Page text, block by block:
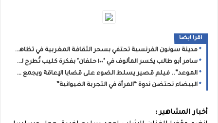
اقرا ايضا
مدينة سونون الفرنسية تحتفي بسحر الثقافة المغربية في تظاهرة "أحاسيس المغرب"
سامر أبو طالب يكسر المألوف في "١٠٠ حلفان" بفكرة كليب تُطرح للمرة الأولى
الموعد”.. فيلم قصير يسلط الضوء على قضايا الإعاقة ويجمع مهنيي السينما بالرباط
البيضاء تحتضن ندوة “المرأة في التجربة الغيوانية”
أخبار المشاهير :